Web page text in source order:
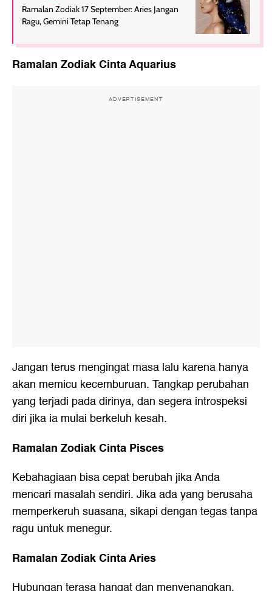
Ramalan Zodiak 17 September: Aries Jangan
Ragu, Gemini Tetap Tenang
Ramalan Zodiak Cinta Aquarius
ADVERTISEMENT
Jangan terus mengingat masa lalu karena hanya
akan memicu kecemburuan. Tangkap perubahan
yang terjadi pada dirinya, dan segera introspeksi
diri jika ia mulai berkeluh kesah.
Ramalan Zodiak Cinta Pisces
Kebahagiaan bisa cepat berubah jika Anda
mencari masalah sendiri. Jika ada yang berusaha
memperkeruh suasana, sikapi dengan tegas tanpa
ragu untuk menegur.
Ramalan Zodiak Cinta Aries